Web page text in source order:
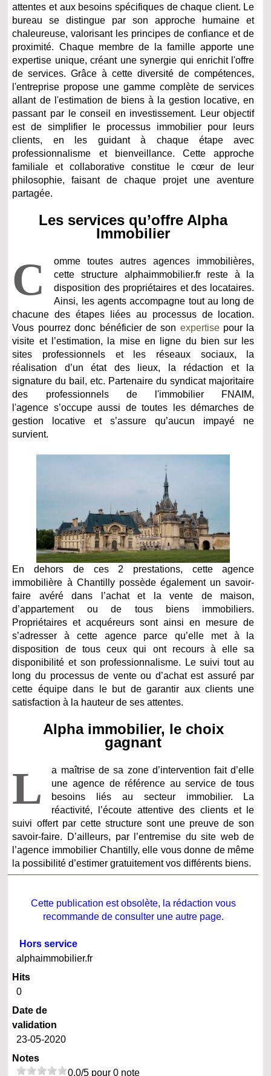
attentes et aux besoins spécifiques de chaque client. Le
bureau se distingue par son approche humaine et
chaleureuse, valorisant les principes de confiance et de
proximité. Chaque membre de la famille apporte une
expertise unique, créant une synergie qui enrichit l'offre
de services. Grâce à cette diversité de compétences,
l'entreprise propose une gamme complète de services
allant de l'estimation de biens à la gestion locative, en
passant par le conseil en investissement. Leur objectif
est de simplifier le processus immobilier pour leurs
clients, en les guidant à chaque étape avec
professionnalisme et bienveillance. Cette approche
familiale et collaborative constitue le cœur de leur
philosophie, faisant de chaque projet une aventure
partagée.
Les services qu’offre Alpha
Immobilier
C
omme toutes autres agences immobilières,
cette structure alphaimmobilier.fr reste à la
disposition des propriétaires et des locataires.
Ainsi, les agents accompagne tout au long de
chacune des étapes liées au processus de location.
Vous pourrez donc bénéficier de son expertisepour la
visite et l’estimation, la mise en ligne du bien sur les
sites professionnels et les réseaux sociaux, la
réalisation d’un état des lieux, la rédaction et la
signature du bail, etc. Partenaire dusyndicat majoritaire
des professionnels de l'immobilier FNAIM,
l'agence s’occupe aussi de toutes les démarches de
gestion locative et s’assure qu’aucun impayé ne
survient.
En dehors de ces 2 prestations, cette agence
immobilière à Chantilly possède également un savoir-
faire avéré dans l’achat et la vente de maison,
d’appartement ou de tous biens immobiliers.
Propriétaires et acquéreurs sont ainsi en mesure de
s’adresser à cette agence parce qu’elle met à la
disposition de tous ceux qui ont recours à elle sa
disponibilité et son professionnalisme. Le suivi tout au
long du processus de vente ou d’achat est assuré par
cette équipe dans le but de garantir aux clients une
satisfaction à la hauteur de ses attentes.
Alpha immobilier, le choix
gagnant
L
a maîtrise de sa zone d’intervention fait d’elle
une agence de référence au service de tous
besoins liés au secteur immobilier. La
réactivité, l’écoute attentive des clients et le
suivi offert par cette structure sont une preuve de son
savoir-faire. D’ailleurs, par l’entremise du site web de
l’agence immobilier Chantilly, elle vous donne de même
la possibilité d’estimer gratuitement vos différents biens.
Cette publication est obsolète, la rédaction vous
recommande de consulter une autre page.
Hors service
alphaimmobilier.fr
Hits
0
Date de
validation
23-05-2020
Notes
0.0/5 pour 0 note